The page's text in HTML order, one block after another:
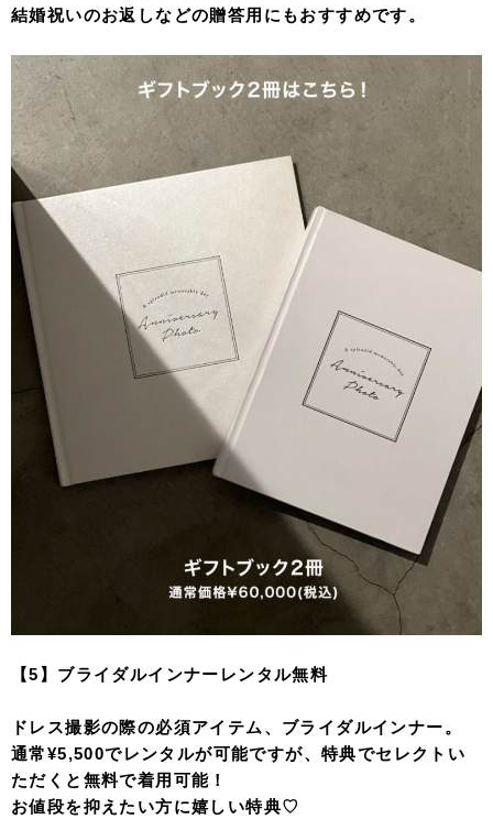
結婚祝いのお返しなどの贈答用にもおすすめです。
【5】ブライダルインナーレンタル無料
ドレス撮影の際の必須アイテム、ブライダルインナー。
通常¥5,500でレンタルが可能ですが、特典でセレクトい
ただくと無料で着用可能！
お値段を抑えたい方に嬉しい特典♡